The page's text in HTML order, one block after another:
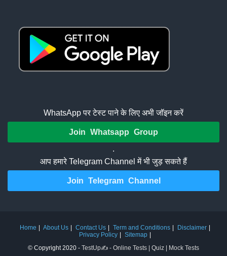
WhatsApp पर टेस्ट पाने के लिए अभी जॉइन करें
Join Whatsapp Group
.
आप हमारे Telegram Channel में भी जुड़ सकते हैं
Join Telegram Channel
Home About Us Contact Us Term and Conditions
Disclaimer
Privacy Policy
Sitemap
© Copyright 2020 - TestUp✍️ - Online Tests | Quiz | Mock Tests